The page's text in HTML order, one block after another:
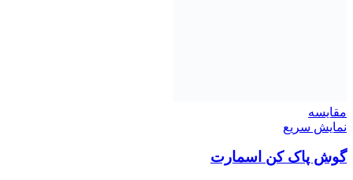
مقايسه
نمایش سریع
گوش پاک کن اسمارت